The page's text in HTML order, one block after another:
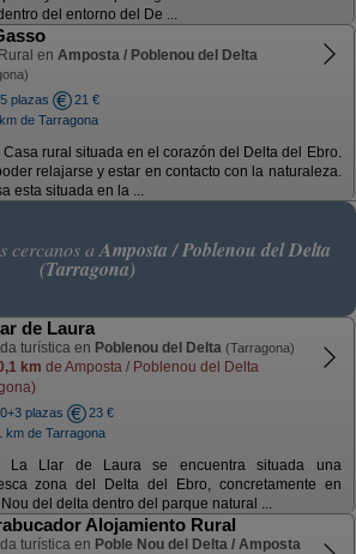
del entorno del De ...
en Amposta / Poblenou del Delta
plazas
21 €
de Tarragona
Casa rural situada en el corazón del Delta del Ebro.
relajarse y estar en contacto con la naturaleza.
esta situada en la ...
cercanos a Amposta / Poblenou del Delta
(Tarragona)
de Laura
turística en Poblenou del Delta (Tarragona)
km de Amposta / Poblenou del Delta
plazas
23 €
km de Tarragona
La Llar de Laura se encuentra situada una
zona del Delta del Ebro, concretamente en
del delta dentro del parque natural ...
Alojamiento Rural
turística en Poble Nou del Delta / Amposta